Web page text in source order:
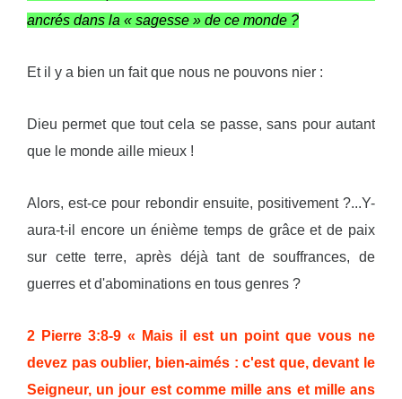
ancrés dans la « sagesse » de ce monde ?
Et il y a bien un fait que nous ne pouvons nier :
Dieu permet que tout cela se passe, sans pour autant
que le monde aille mieux !
Alors, est-ce pour rebondir ensuite, positivement ?...Y-
aura-t-il encore un énième temps de grâce et de paix
sur cette terre, après déjà tant de souffrances, de
guerres et d'abominations en tous genres ?
2 Pierre 3:8-9 « Mais il est un point que vous ne
devez pas oublier, bien-aimés : c'est que, devant le
Seigneur, un jour est comme mille ans et mille ans